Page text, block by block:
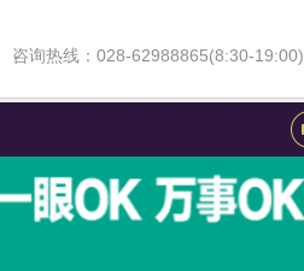
咨询热线：028-62988865(8:30-19:00)